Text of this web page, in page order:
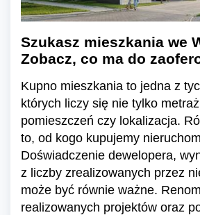
Szukasz mieszkania we
Zobacz, co ma do
Kupno mieszkania to jedna z
których liczy się nie tylko
pomieszczeń czy lokalizacja.
to, od kogo kupujemy
Doświadczenie dewelopera,
z liczby zrealizowanych przez
może być równie ważne.
realizowanych projektów oraz